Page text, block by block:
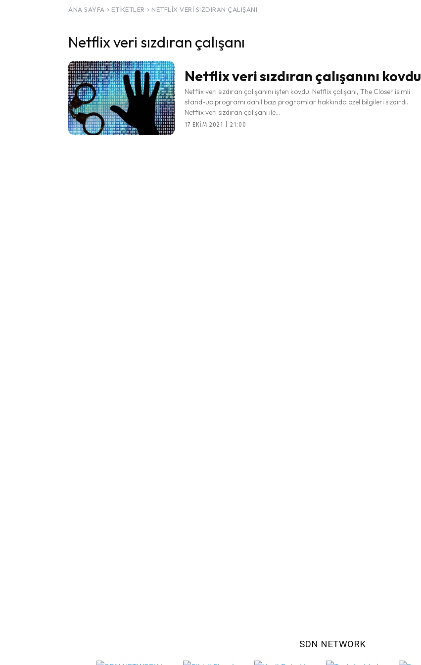
ANA SAYFA ETIKETLER NETFLIX VERI SIZDIRAN ÇALIŞANI
Netflix veri sızdıran çalışanı
Netflix veri sızdıran çalışanını kovdu
Netflix veri sızdıran çalışanını işten kovdu. Netflix çalışanı, The Closer isimli
stand-up programı dahil bazı programlar hakkında özel bilgileri sızdırdı.
Netflix veri sızdıran çalışanı ile...
17 EKIM 2021 | 21:00
SDN NETWORK